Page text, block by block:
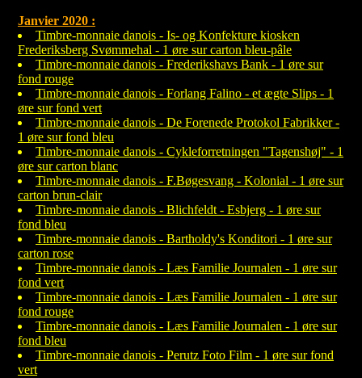
Janvier 2020 :
Timbre-monnaie danois - Is- og Konfekture kiosken
Frederiksberg Svømmehal - 1 øre sur carton bleu-pâle
Timbre-monnaie danois - Frederikshavs Bank - 1 øre sur
fond rouge
Timbre-monnaie danois - Forlang Falino - et ægte Slips - 1
øre sur fond vert
Timbre-monnaie danois - De Forenede Protokol Fabrikker -
1 øre sur fond bleu
Timbre-monnaie danois - Cykleforretningen "Tagenshøj" - 1
øre sur carton blanc
Timbre-monnaie danois - F.Bøgesvang - Kolonial - 1 øre sur
carton brun-clair
Timbre-monnaie danois - Blichfeldt - Esbjerg - 1 øre sur
fond bleu
Timbre-monnaie danois - Bartholdy's Konditori - 1 øre sur
carton rose
Timbre-monnaie danois - Læs Familie Journalen - 1 øre sur
fond vert
Timbre-monnaie danois - Læs Familie Journalen - 1 øre sur
fond rouge
Timbre-monnaie danois - Læs Familie Journalen - 1 øre sur
fond bleu
Timbre-monnaie danois - Perutz Foto Film - 1 øre sur fond
vert